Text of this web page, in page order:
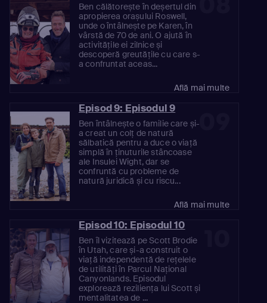
Ben călătorește în deșertul din
apropierea orașului Roswell,
unde o întâlnește pe Karen, în
vârstă de 70 de ani. O ajută în
activitățile ei zilnice și
descoperă greutățile cu care s-
a confruntat aceas...
Află mai multe
09
Episod 9: Episodul 9
Ben întâlnește o familie care și-
a creat un colț de natură
sălbatică pentru a duce o viață
simplă în ținuturile stâncoase
ale Insulei Wight, dar se
confruntă cu probleme de
natură juridică și cu riscu...
Află mai multe
Episod 10: Episodul 10
Ben îl vizitează pe Scott Brodie
în Utah, care și-a construit o
viață independentă de rețelele
de utilități în Parcul Național
Canyonlands. Episodul
explorează reziliența lui Scott și
mentalitatea de ...